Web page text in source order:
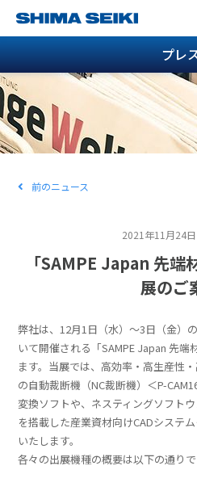
プレ
前のニュース
2021年11月24日
「SAMPE Japan 先
展のご
弊社は、12月1日（水）～3日（金）
いて開催される「SAMPE Japan 先
ます。当展では、高効率・高生産性
の自動裁断機（NC裁断機）＜P-
変換ソフトや、ネスティングソフト
を搭載した産業資材向けCADシステ
いたします。
各々の出展機種の概要は以下の通りで